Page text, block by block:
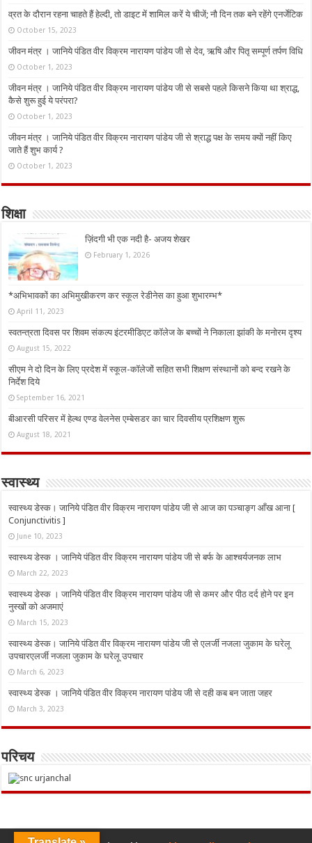
व्रत के दौरान रहना चाहते हैं हेल्दी, तो डाइट में शामिल करें ये चीजें; नौ दिन तक बने रहेंगे एनर्जेटिक
October 15, 2023
जीवन मंत्र । जानिये पंडित वीर विक्रम नारायण पांडेय जी से देव, ऋषि और पितृ सम्पूर्ण तर्पण विधि
October 1, 2023
जीवन मंत्र । जानिये पंडित वीर विक्रम नारायण पांडेय जी से सबसे पहले किसने किया था श्राद्ध,
कैसे शुरू हुई ये परंपरा?
October 1, 2023
जीवन मंत्र । जानिये पंडित वीर विक्रम नारायण पांडेय जी से श्राद्ध पक्ष के समय क्यों नहीं किए
जाते हैं शुभ कार्य ?
October 1, 2023
शिक्षा
ज़िंदगी भी एक नदी है- अजय शेखर
February 1, 2026
*अभिभावकों का अभिमुखीकरण कर स्कूल रेडीनेस का हुआ शुभारम्भ*
April 11, 2023
स्वतन्त्रता दिवस पर शिवम संकल्प इंटरमीडिएट कॉलेज के बच्चों ने निकाला झांकी के मनोरम दृश्य
August 15, 2022
सीएम ने दो दिन के लिए प्रदेश में स्कूल-कॉलेजों सहित सभी शिक्षण संस्थानों को बन्द रखने के
निर्देश दिये
September 16, 2021
बीआरसी परिसर में हेल्थ एण्ड वेलनेस एम्बेसडर का चार दिवसीय प्रशिक्षण शुरू
August 18, 2021
स्वास्थ्य
स्वास्थ्य डेस्क। जानिये पंडित वीर विक्रम नारायण पांडेय जी से आज का पञ्चाङ्ग आँख आना [
Conjunctivitis ]
June 10, 2023
स्वास्थ्य डेस्क । जानिये पंडित वीर विक्रम नारायण पांडेय जी से बर्फ के आश्चर्यजनक लाभ
March 22, 2023
स्वास्थ्य डेस्क । जानिये पंडित वीर विक्रम नारायण पांडेय जी से कमर और पीठ दर्द होने पर इन
नुस्‍खों को अजमाएं
March 15, 2023
स्वास्थ्य डेस्क। जानिये पंडित वीर विक्रम नारायण पांडेय जी से एलर्जी नजला जुकाम के घरेलू
उपचारएलर्जी नजला जुकाम के घरेलू उपचार
March 6, 2023
स्वास्थ्य डेस्क । जानिये पंडित वीर विक्रम नारायण पांडेय जी से दही कब बन जाता जहर
March 3, 2023
परिचय